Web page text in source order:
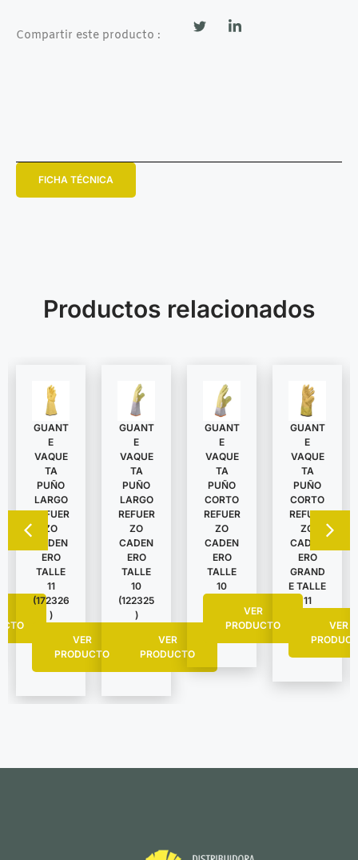
Compartir este producto :
FICHA TÉCNICA
Productos relacionados
GUANT
E
VAQUE
TA
PUÑO
LARGO
REFUER
ZO
CADEN
ERO
TALLE
11
(172326
)
VER
PRODUCTO
GUANT
E
VAQUE
TA
PUÑO
LARGO
REFUER
ZO
CADEN
ERO
TALLE
10
(122325
)
VER
PRODUCTO
GUANT
E
VAQUE
TA
PUÑO
CORTO
REFUER
ZO
CADEN
ERO
TALLE
10
VER
PRODUCTO
GUANT
E
VAQUE
TA
PUÑO
CORTO
REFUER
ZO
CADEN
ERO
GRAND
E TALLE
11
VER